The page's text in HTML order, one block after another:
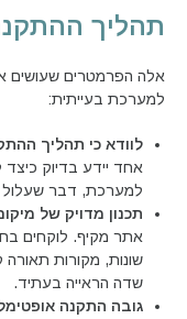
תהליך
אלה הפרמטרים שעושים
למערכת בעייתית:
לוודא כי תהליך
אחד יידע בדיוק
למערכת, דבר שעלול
תכנון מדויק של
אתר מקיף. לוקחים
שונות, מקורות תאורה
שדה הראייה בעתיד.
גובה התקנה